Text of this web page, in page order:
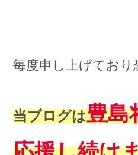
毎度申し上げており
当ブログは豊島